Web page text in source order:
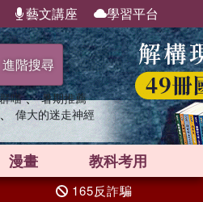
藝文講座 學習平台
進階搜尋
喵 、 暑期推薦
、 偉大的迷走神經
漫畫 教科考用
165反詐騙